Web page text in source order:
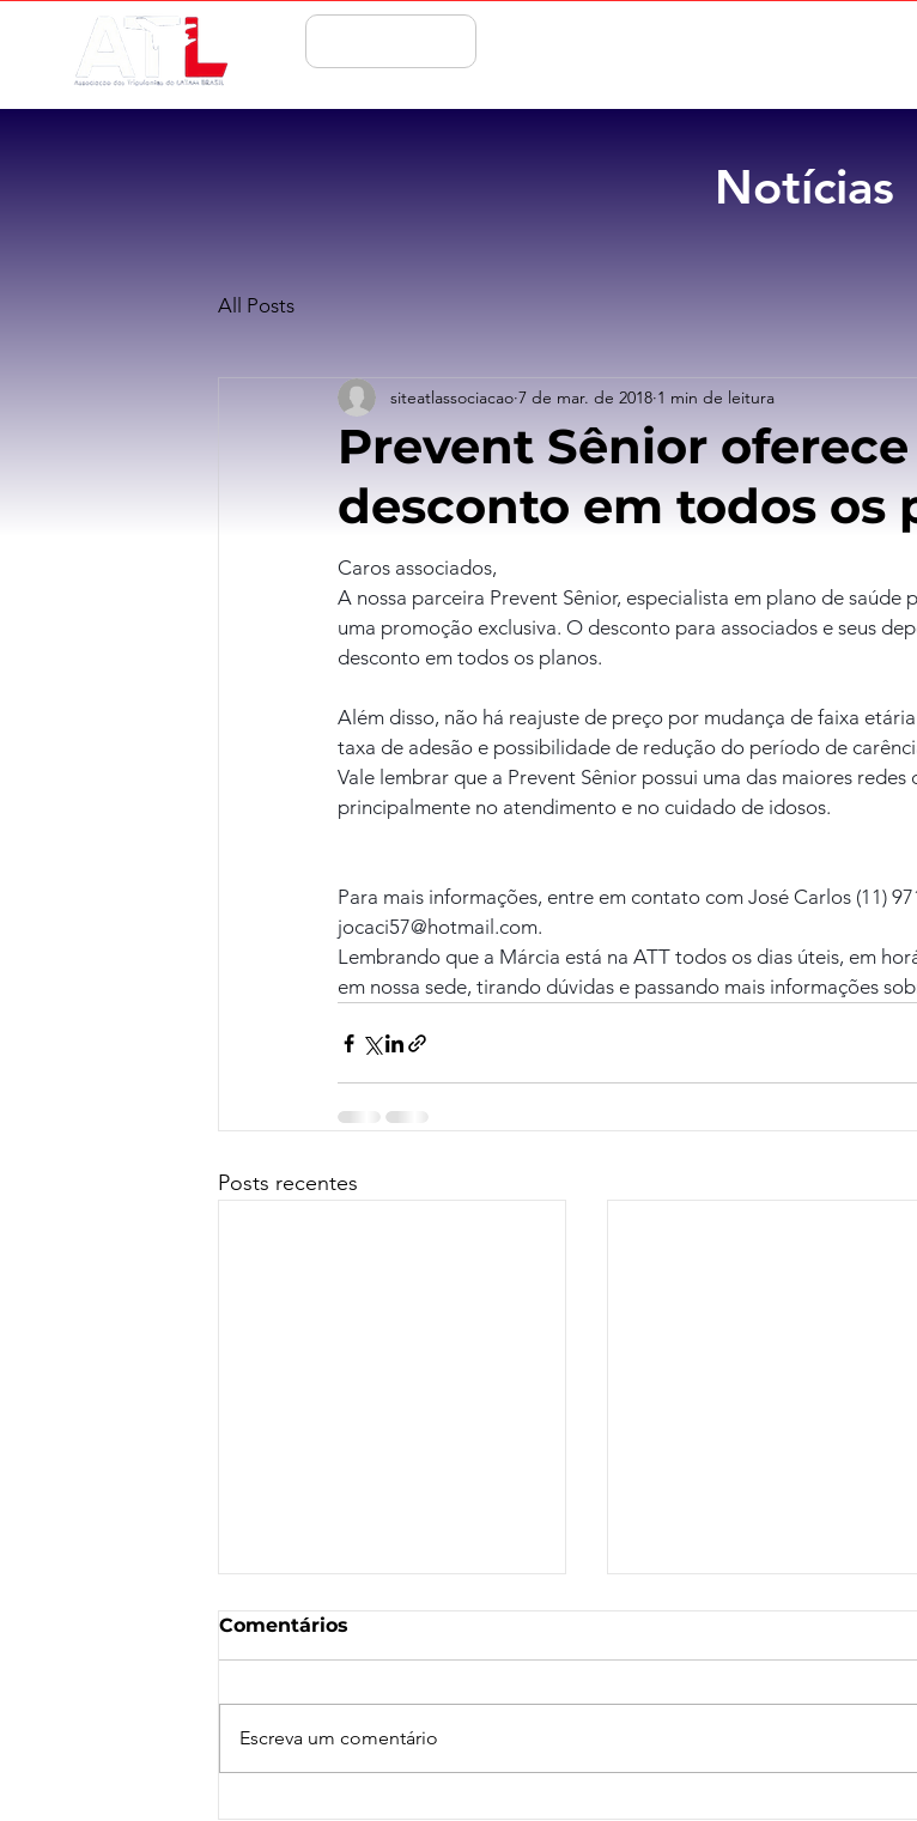
Notícias
All Posts
Prevent Sênior
desconto em todos os
siteatlassociacao 7 de mar. de 2018 1 min de leitura
Caros associados,
A nossa parceira Prevent Sênior, especialista em plano de saúde
uma promoção exclusiva. O desconto para associados e seus
desconto em todos os planos.
Além disso, não há reajuste de preço por mudança de faixa
taxa de adesão e possibilidade de redução do período de
Vale lembrar que a Prevent Sênior possui uma das maiores
principalmente no atendimento e no cuidado de idosos.
Para mais informações, entre em contato com José Carlos (11)
jocaci57@hotmail.com.
Lembrando que a Márcia está na ATT todos os dias úteis, em
em nossa sede, tirando dúvidas e passando mais informações
Posts recentes
Comentários
Escreva um comentário